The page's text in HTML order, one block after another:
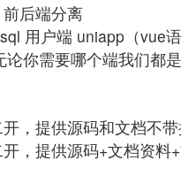
后端分离
用户端 uniapp（vue
你需要哪个端我们都
，提供源码和文档不
，提供源码+文档资料